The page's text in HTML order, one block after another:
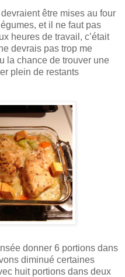
être mises au four
et il ne faut pas
heures de travail, c’était
devrais pas trop me
la chance de trouver une
plein de restants
donner 6 portions dans
diminué certaines
huit portions dans deux